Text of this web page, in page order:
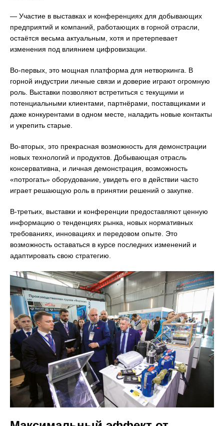
— Участие в выставках и конференциях для добывающих
предприятий и компаний, работающих в горной отрасли,
остаётся весьма актуальным, хотя и претерпевает
изменения под влиянием цифровизации.
Во-первых, это мощная платформа для нетворкинга. В
горной индустрии личные связи и доверие играют огромную
роль. Выставки позволяют встретиться с текущими и
потенциальными клиентами, партнёрами, поставщиками и
даже конкурентами в одном месте, наладить новые контакты
и укрепить старые.
Во-вторых, это прекрасная возможность для демонстрации
новых технологий и продуктов. Добывающая отрасль
консервативна, и личная демонстрация, возможность
«потрогать» оборудование, увидеть его в действии часто
играет решающую роль в принятии решений о закупке.
В-третьих, выставки и конференции предоставляют ценную
информацию о тенденциях рынка, новых нормативных
требованиях, инновациях и передовом опыте. Это
возможность оставаться в курсе последних изменений и
адаптировать свою стратегию.